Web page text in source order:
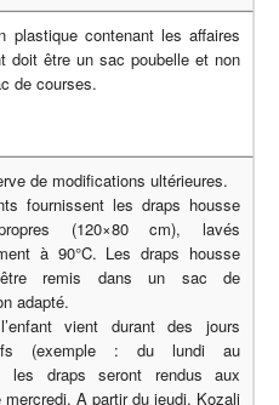
plastique contenant les affaires
doit être un sac poubelle et non
de courses.
de modifications ultérieures.
fournissent les draps housse
(120×80 cm), lavés
à 90°C. Les draps housse
remis dans un sac de
adapté.
vient durant des jours
(exemple : du lundi au
les draps seront rendus aux
mercredi. A partir du jeudi, Kozali